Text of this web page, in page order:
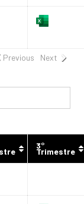
Previous Next
3°
Trimestre